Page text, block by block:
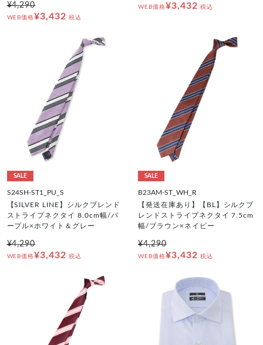
¥4,290
WEB価格¥3,432 税込
WEB価格¥3,432 税込
SALE
S24SH-ST1_PU_S
【SILVER LINE】シルクブレンド
ストライプネクタイ 8.0cm幅/パ
ープル×ホワイト＆グレー
¥4,290
WEB価格¥3,432 税込
SALE
B23AM-ST_WH_R
【発送在庫あり】【BL】シルクブ
レンドストライプネクタイ 7.5cm
幅/ブラウン×ネイビー
¥4,290
WEB価格¥3,432 税込